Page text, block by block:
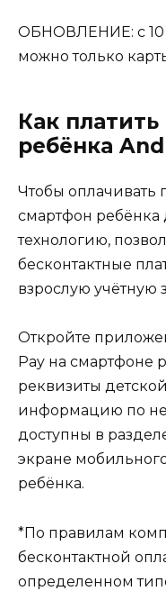
ОБНОВЛЕНИЕ: с 10
можно только
Как
ребёнка
Чтобы оплачивать
смартфон
технологию,
бесконтактные
взрослую учётную
Откройте
Pay на смартфоне
реквизиты
информацию по
доступны в
экране
ребёнка.
*По правилам
бесконтактной
определенном